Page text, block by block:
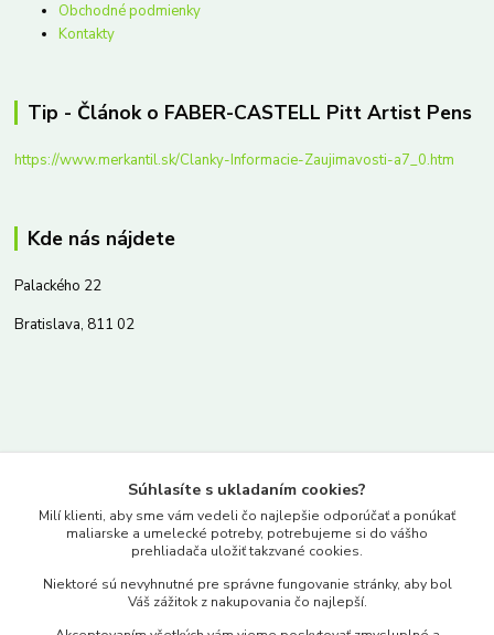
Obchodné podmienky
Kontakty
Tip - Článok o FABER-CASTELL Pitt Artist Pens
https://www.merkantil.sk/Clanky-Informacie-Zaujimavosti-a7_0.htm
Kde nás nájdete
Palackého 22
Bratislava, 811 02
www.merkantil.sk
Pondelok-Piatok: 9.00-17.00hod.
Súhlasíte s ukladaním cookies?
Milí klienti, aby sme vám vedeli čo najlepšie odporúčať a ponúkať
maliarske a umelecké potreby, potrebujeme si do vášho
prehliadača uložiť takzvané cookies.
Niektoré sú nevyhnutné pre správne fungovanie stránky, aby bol
Váš zážitok z nakupovania čo najlepší.